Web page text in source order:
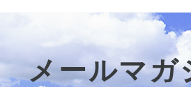
メールマガ